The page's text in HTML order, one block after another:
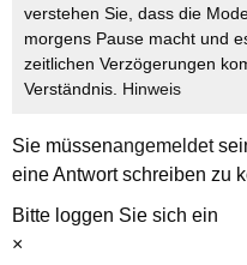
verstehen Sie, dass die
morgens Pause macht und
zeitlichen Verzögerungen
Verständnis. Hinweis
Sie müssenangemeldet
eine Antwort schreiben zu
Bitte loggen Sie sich ein
×